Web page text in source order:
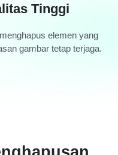
Tinggi
elemen yang
gambar tetap terjaga.